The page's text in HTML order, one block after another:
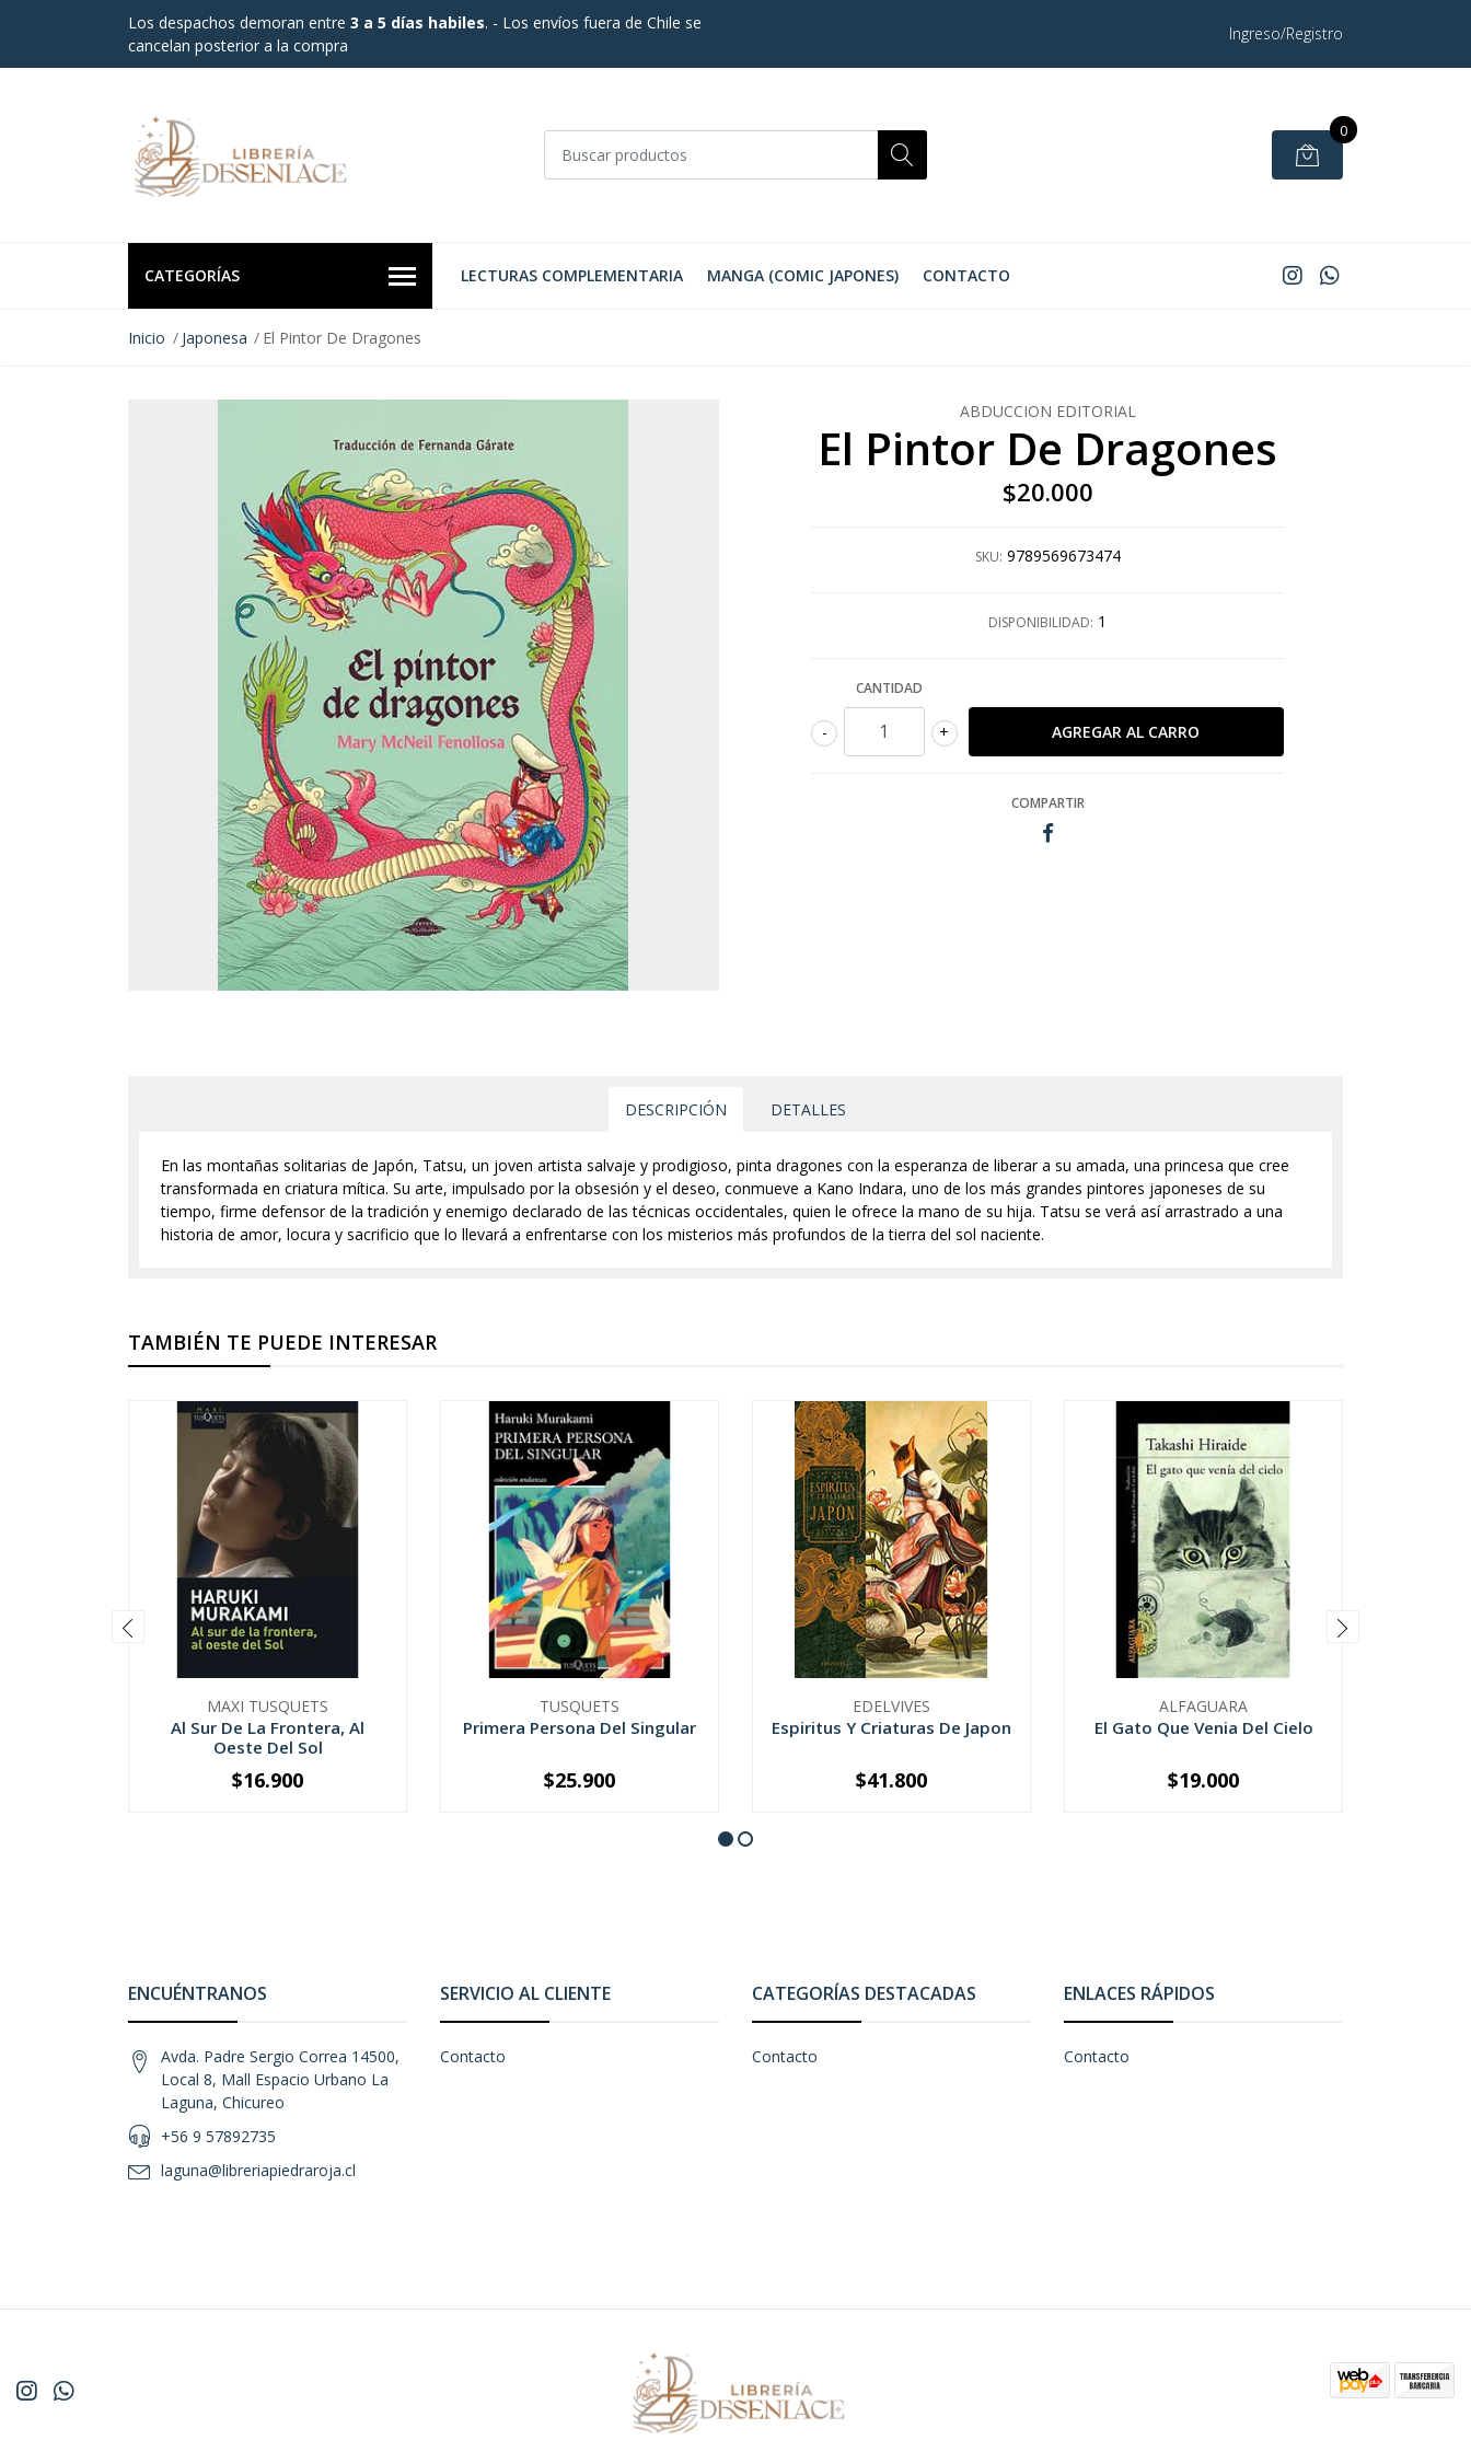
Los despachos demoran entre 3 a 5 días habiles. - Los envíos fuera de Chile se
cancelan posterior a la compra
Ingreso/Registro
0
CATEGORÍAS LECTURAS COMPLEMENTARIA MANGA (COMIC JAPONES) CONTACTO
Inicio Japonesa El Pintor De Dragones
ABDUCCION EDITORIAL
El Pintor De Dragones
$20.000
SKU: 9789569673474
DISPONIBILIDAD: 1
CANTIDAD
+
-
COMPARTIR
DESCRIPCIÓN DETALLES
En las montañas solitarias de Japón, Tatsu, un joven artista salvaje y prodigioso, pinta dragones con la esperanza de liberar a su amada, una princesa que cree
transformada en criatura mítica. Su arte, impulsado por la obsesión y el deseo, conmueve a Kano Indara, uno de los más grandes pintores japoneses de su
tiempo, firme defensor de la tradición y enemigo declarado de las técnicas occidentales, quien le ofrece la mano de su hija. Tatsu se verá así arrastrado a una
historia de amor, locura y sacrificio que lo llevará a enfrentarse con los misterios más profundos de la tierra del sol naciente.
TAMBIÉN TE PUEDE INTERESAR
MAXI TUSQUETS
Al Sur De La Frontera, Al
Oeste Del Sol
+
$16.900
TUSQUETS
Primera Persona Del Singular
+
$25.900
EDELVIVES
Espiritus Y Criaturas De Japon
+
$41.800
ALFAGUARA
El Gato Que Venia Del Cielo
+
$19.000
ENCUÉNTRANOS
Avda. Padre Sergio Correa 14500,
Local 8, Mall Espacio Urbano La
Laguna, Chicureo
+56 9 57892735
laguna@libreriapiedraroja.cl
SERVICIO AL CLIENTE
Contacto
CATEGORÍAS DESTACADAS
Contacto
ENLACES RÁPIDOS
Contacto